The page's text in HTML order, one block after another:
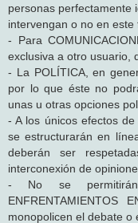
personas perfectamente
intervengan o no en este
- Para
exclusiva a otro usuario,
- La POLÍTICA, en
por lo que éste no
unas u otras opciones
- A los únicos efectos
se estructurarán en
deberán ser
interconexión de
- No se permitirán
ENFRENTAMIENTOS
monopolicen el debate o